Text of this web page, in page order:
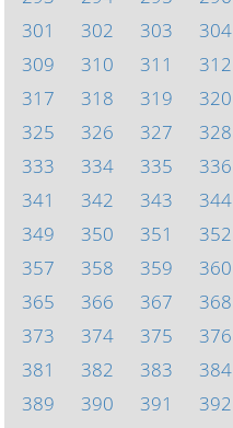
301
302 303 304
309
310 311 312
317
318 319 320
325
326 327 328
333
334 335 336
341
342 343 344
349
350 351 352
357
358 359 360
365
366 367 368
373
374 375 376
381
382 383 384
389
390 391 392